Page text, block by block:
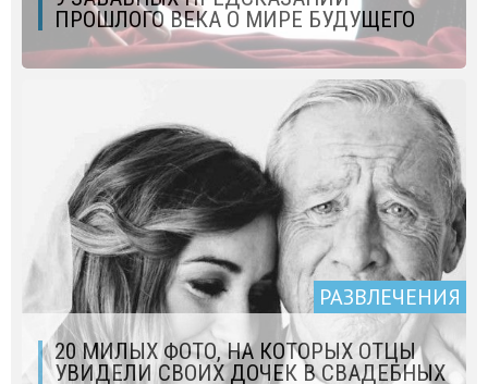
ПРОШЛОГО ВЕКА О МИРЕ БУДУЩЕГО
РАЗВЛЕЧЕНИЯ
20 МИЛЫХ ФОТО, НА КОТОРЫХ ОТЦЫ
УВИДЕЛИ СВОИХ ДОЧЕК В СВАДЕБНЫХ